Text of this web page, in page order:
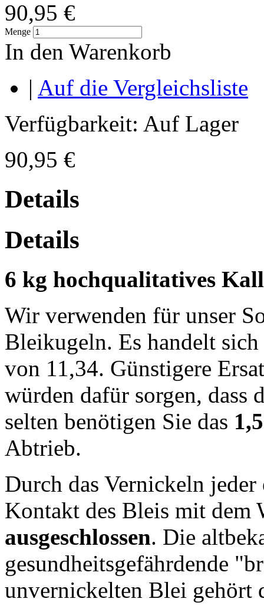
90,95 €
Menge
In den Warenkorb
| Auf die Vergleichsliste
Verfügbarkeit: Auf Lager
90,95 €
Details
Details
6 kg hochqualitatives
Wir verwenden für unser
Bleikugeln. Es handelt
von 11,34. Günstigere
würden dafür sorgen,
selten benötigen Sie das
Abtrieb.
Durch das Vernickeln
Kontakt des Bleis mit dem
ausgeschlossen. Die
gesundheitsgefährdende
unvernickelten Blei gehört